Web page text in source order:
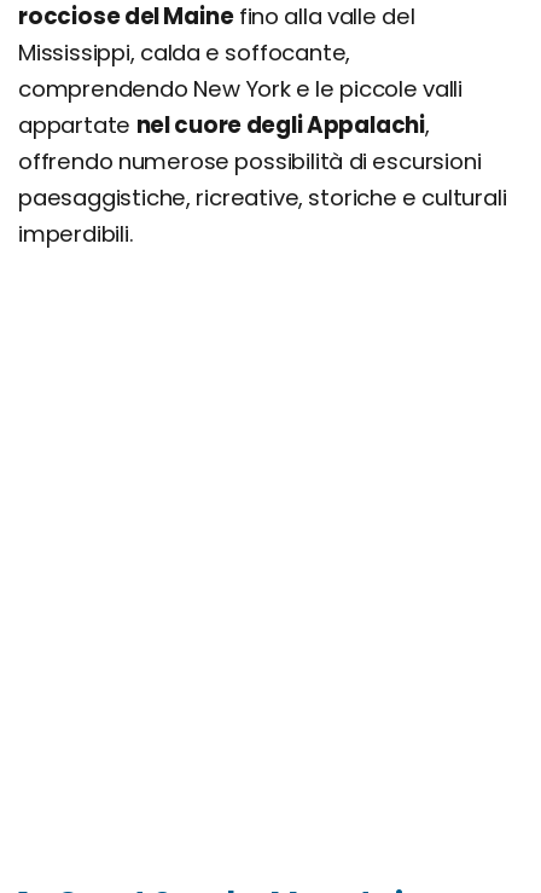
rocciose del Mainefino alla valle del
Mississippi, calda e soffocante,
comprendendo New York e le piccole valli
appartate nel cuore degli Appalachi,
offrendo numerose possibilità di escursioni
paesaggistiche, ricreative, storiche e culturali
imperdibili.